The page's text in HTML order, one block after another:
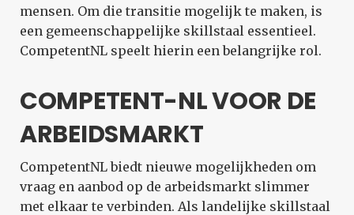
mensen. Om die transitie mogelijk te maken, is
een gemeenschappelijke skillstaal essentieel.
CompetentNL speelt hierin een belangrijke rol.
COMPETENT-NL VOOR DE
ARBEIDSMARKT
CompetentNL biedt nieuwe mogelijkheden om
vraag en aanbod op de arbeidsmarkt slimmer
met elkaar te verbinden. Als landelijke skillstaal